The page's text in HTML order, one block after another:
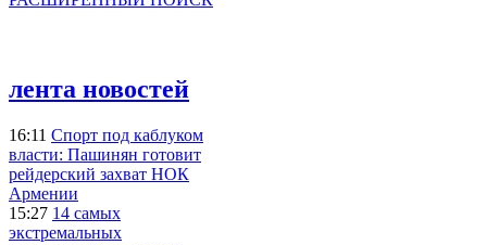
лента новостей
16:11 Спорт под каблуком
власти: Пашинян готовит
рейдерский захват НОК
Армении
15:27 14 самых
экстремальных